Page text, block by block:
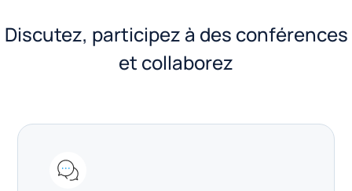
Discutez, participez à des conférences
et collaborez